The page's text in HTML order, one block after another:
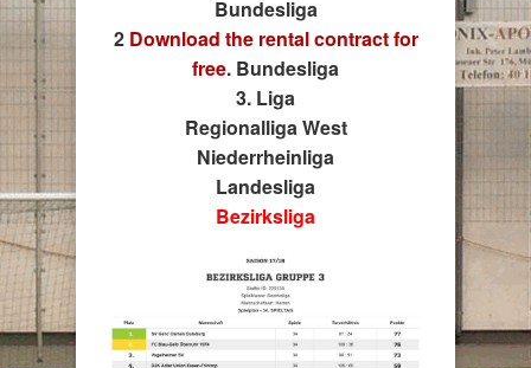
Bundesliga
2 Download the rental contract for
free. Bundesliga
3. Liga
Regionalliga West
Niederrheinliga
Landesliga
Bezirksliga